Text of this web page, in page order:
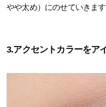
やや太め）にのせていきます
3.アクセントカラーをア